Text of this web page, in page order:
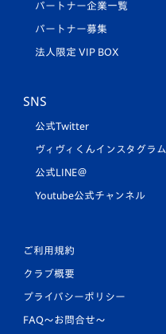
パートナー企業一覧
パートナー募集
法人限定 VIP BOX
SNS
公式Twitter
ヴィヴィくんインスタグラム
公式LINE＠
Youtube公式チャンネル
ご利用規約
クラブ概要
プライバシーポリシー
FAQ〜お問合せ〜